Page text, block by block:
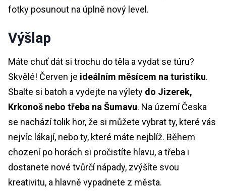
fotky posunout na úplně nový level.
Výšlap
Máte chuť dát si trochu do těla a vydat se túru?
Skvělé! Červen je ideálním měsícem na turistiku.
Sbalte si batoh a vydejte na výlety do Jizerek,
Krkonoš nebo třeba na Šumavu. Na území Česka
se nachází tolik hor, že si můžete vybrat ty, které vás
nejvíc lákají, nebo ty, které máte nejblíž. Během
chození po horách si pročistíte hlavu, a třeba i
dostanete nové tvůrčí nápady, zvýšíte svou
kreativitu, a hlavně vypadnete z města.